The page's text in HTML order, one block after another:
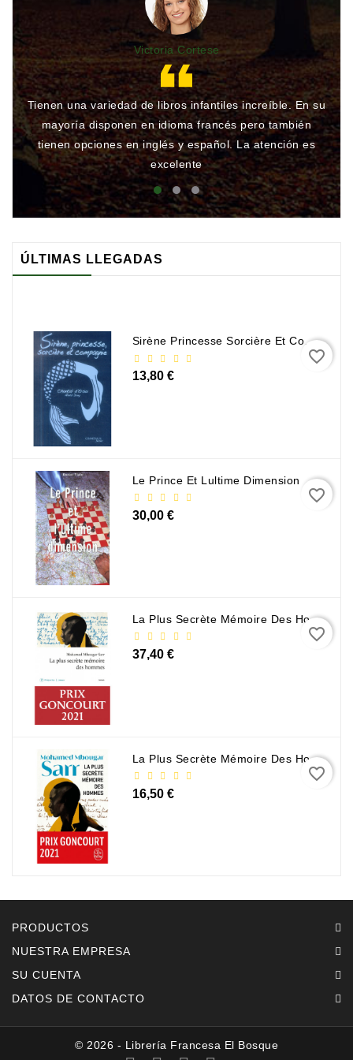
Victoria Cortese
Tienen una variedad de libros infantiles increíble. En su
mayoría disponen en idioma francés pero también
tienen opciones en inglés y español. La atención es
excelente
ÚLTIMAS LLEGADAS
Sirène Princesse Sorcière Et Compagnie
13,80 €
favorite_border
Le Prince Et Lultime Dimension
30,00 €
favorite_border
La Plus Secrète Mémoire Des Hommes - Mohamed Mbougar Sarr
37,40 €
favorite_border
La Plus Secrète Mémoire Des Hommes - Mohamed Mbougar Sarr
16,50 €
favorite_border
PRODUCTOS
NUESTRA EMPRESA
SU CUENTA
DATOS DE CONTACTO
© 2026 - Librería Francesa El Bosque